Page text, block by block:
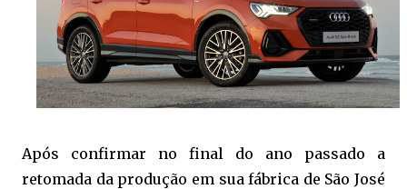
Após confirmar no final do ano passado a
retomada da produção em sua fábrica de São José